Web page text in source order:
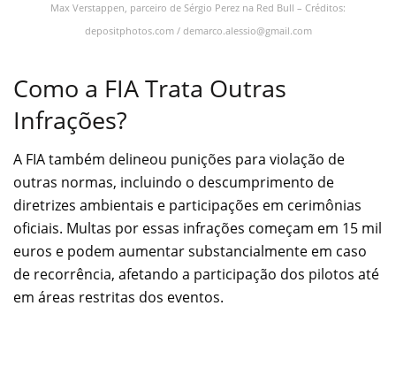
Max Verstappen, parceiro de Sérgio Perez na Red Bull – Créditos:
depositphotos.com / demarco.alessio@gmail.com
Como a FIA Trata Outras
Infrações?
A FIA também delineou punições para violação de
outras normas, incluindo o descumprimento de
diretrizes ambientais e participações em cerimônias
oficiais. Multas por essas infrações começam em 15 mil
euros e podem aumentar substancialmente em caso
de recorrência, afetando a participação dos pilotos até
em áreas restritas dos eventos.